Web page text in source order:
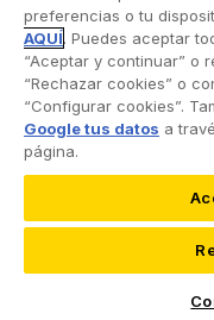
cookies
preferencias o tu
AQUÍ. Puedes aceptar
“Aceptar y continuar” o
“Rechazar cookies” o
“Configurar cookies”.
Google tus datos a
página.